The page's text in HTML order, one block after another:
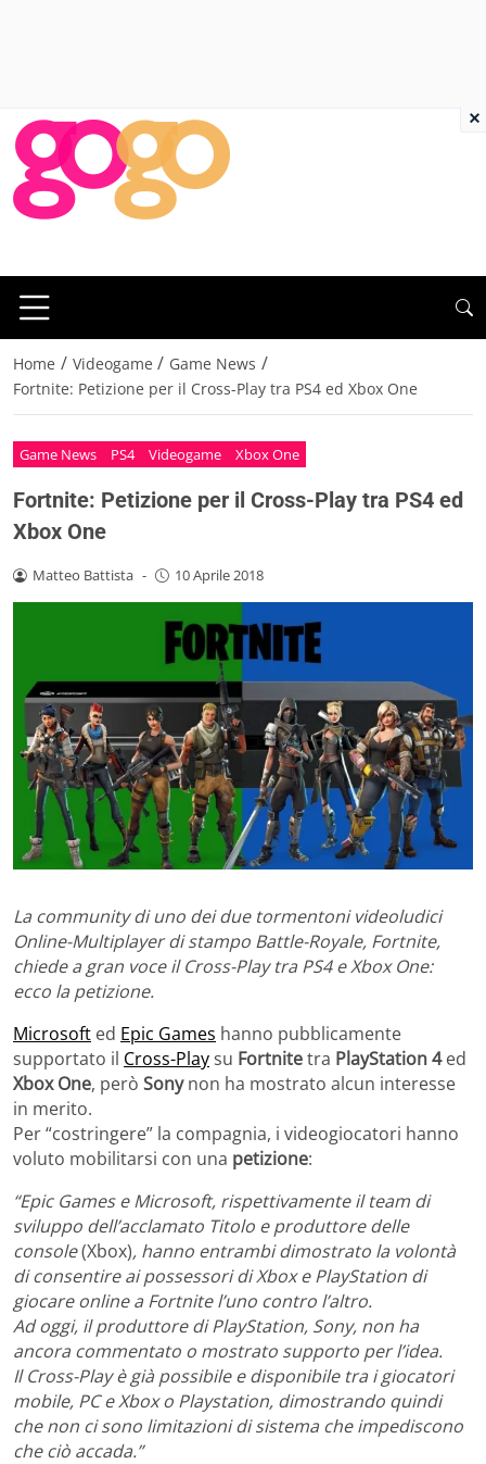
Home / Videogame / Game News /
Fortnite: Petizione per il Cross-Play tra PS4 ed Xbox One
Game News PS4 Videogame Xbox One
Fortnite: Petizione per il Cross-Play tra PS4 ed
Xbox One
Matteo Battista - 10 Aprile 2018
La community di uno dei due tormentoni videoludici
Online-Multiplayer di stampo Battle-Royale, Fortnite,
chiede a gran voce il Cross-Play tra PS4 e Xbox One:
ecco la petizione.
Microsoft ed Epic Games hanno pubblicamente
supportato il Cross-Playsu Fortnitetra PlayStation 4ed
Xbox One, però Sonynon ha mostrato alcun interesse
in merito.
Per “costringere” la compagnia, i videogiocatori hanno
voluto mobilitarsi con una petizione:
“Epic Games e Microsoft, rispettivamente il team di
sviluppo dell’acclamato Titolo e produttore delle
console(Xbox), hanno entrambi dimostrato la volontà
di consentire ai possessori di Xbox e PlayStation di
giocare online a Fortnite l’uno contro l’altro.
Ad oggi, il produttore di PlayStation, Sony, non ha
ancora commentato o mostrato supporto per l’idea.
Il Cross-Play è già possibile e disponibile tra i giocatori
mobile, PC e Xbox o Playstation, dimostrando quindi
che non ci sono limitazioni di sistema che impediscono
che ciò accada.”
×